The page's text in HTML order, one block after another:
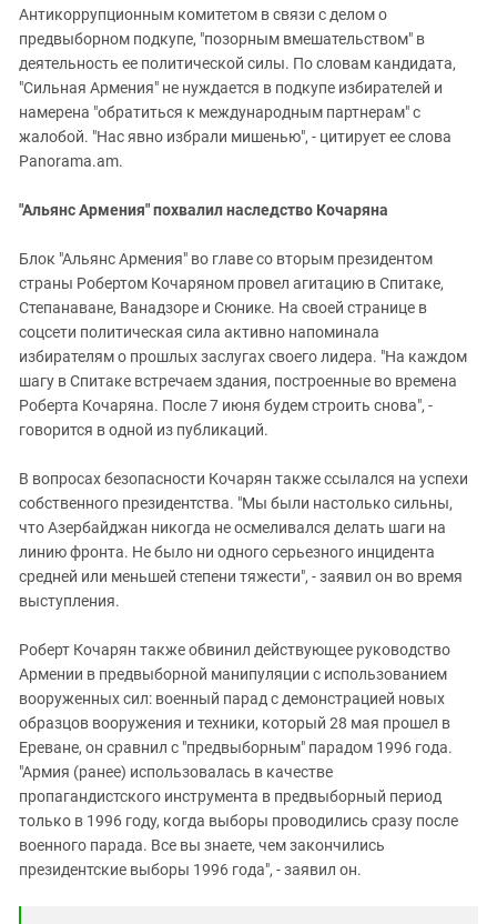
Антикоррупционным комитетом в связи с делом о
предвыборном подкупе, "позорным вмешательством" в
деятельность ее политической силы. По словам кандидата,
"Сильная Армения" не нуждается в подкупе избирателей и
намерена "обратиться к международным партнерам" с
жалобой. "Нас явно избрали мишенью", - цитирует ее слова
Panorama.am.
"Альянс Армения" похвалил наследство Кочаряна
Блок "Альянс Армения" во главе со вторым президентом
страны Робертом Кочаряном провел агитацию в Спитаке,
Степанаване, Ванадзоре и Сюнике. На своей странице в
соцсети политическая сила активно напоминала
избирателям о прошлых заслугах своего лидера. "На каждом
шагу в Спитаке встречаем здания, построенные во времена
Роберта Кочаряна. После 7 июня будем строить снова", -
говорится в одной из публикаций.
В вопросах безопасности Кочарян также ссылался на успехи
собственного президентства. "Мы были настолько сильны,
что Азербайджан никогда не осмеливался делать шаги на
линию фронта. Не было ни одного серьезного инцидента
средней или меньшей степени тяжести", - заявил он во время
выступления.
Роберт Кочарян также обвинил действующее руководство
Армении в предвыборной манипуляции с использованием
вооруженных сил: военный парад с демонстрацией новых
образцов вооружения и техники, который 28 мая прошел в
Ереване, он сравнил с "предвыборным" парадом 1996 года.
"Армия (ранее) использовалась в качестве
пропагандистского инструмента в предвыборный период
только в 1996 году, когда выборы проводились сразу после
военного парада. Все вы знаете, чем закончились
президентские выборы 1996 года", - заявил он.